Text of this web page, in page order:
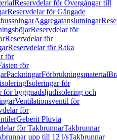
Reservdelar för Övergångar till
Reservdelar för Gängade
Aggregatanslutningar
Reservdelar för
Reservdelar för
Reservdelar för Raka
för
för
PackningarFörbrukningsmaterial
Isoleringar för
för byggnadsljudisolering och
Ventilationsventil för
för
Geberit Pluvia
för TakbrunnarTakbrunnar
upp till 12 l/sTakbrunnar